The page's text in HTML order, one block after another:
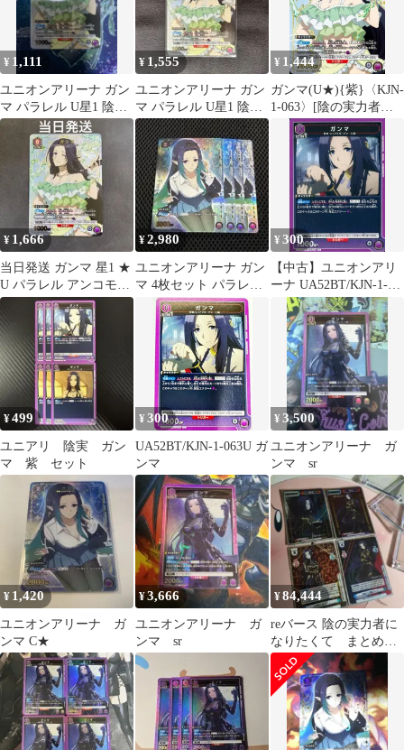
¥ 1,111
ユニオンアリーナ ガン
マ パラレル U星1 陰の
実力者になりたくて
¥ 1,555
ユニオンアリーナ ガン
マ パラレル U星1 陰の
実力者になりたくて
¥ 1,444
ガンマ(U★){紫}〈KJN-
1-063〉[陰の実力者に
なりたくて！
【UA52BT】]ユニアリ
¥ 1,666
当日発送 ガンマ 星1 ★
U パラレル アンコモン
★1
¥2,980
ユニオンアリーナ ガン
マ 4枚セット パラレ
ル U★ 陰の実力者に
なりたくて！
¥300
【中古】ユニオンアリ
ーナ UA52BT/KJN-1-
063[U]：ガンマ
¥499
ユニアリ 陰実 ガン
マ 紫 セット
¥300
UA52BT/KJN-1-063U ガ
ンマ
¥3,500
ユニオンアリーナ ガ
ンマ sr
¥ 1,420
ユニオンアリーナ ガ
ンマ C★
¥3,666
ユニオンアリーナ ガ
ンマ sr
¥84,444
reバース 陰の実力者に
なりたくて まとめ売
り